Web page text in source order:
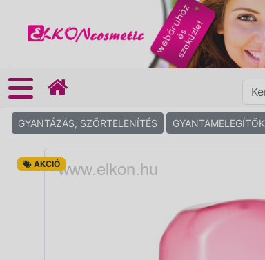
GYANTÁZÁS, SZŐRTELENÍTÉS GYANTAMELEGÍTŐK
AKCIÓ